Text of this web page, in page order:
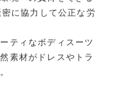
に協力して公正な労
ティなボディスーツ
素材がドレスやトラ